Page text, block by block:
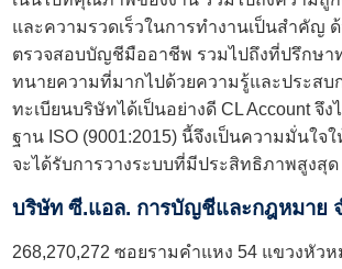
และความรวดเร็วในการทำงานเป็นสำคัญ
ตรวจสอบบัญชีมืออาชีพ รวมไปถึงที่ปรึกษา
ทนายความที่มากไปด้วยความรู้และประสบ
ทะเบียนบริษัทได้เป็นอย่างดี CL Account จึง
ฐาน ISO (9001:2015) นี้จึงเป็นความมั่นใจ
จะได้รับการวางระบบที่มีประสิทธิภาพสูงสุด
บริษัท ซี.แอล. การบัญชีและกฎหมาย
268,270,272 ซอยรามคำแหง 54 แขวงหัวห